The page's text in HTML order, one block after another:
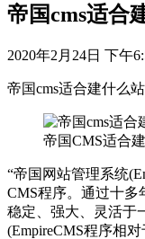
帝国cms适合
2020年2月24日 下午
帝国cms适合建什么
帝国CMS适合
“帝国网站管理系统
CMS程序。通过十多
稳定、强大、灵活于
(EmpireCMS程序相